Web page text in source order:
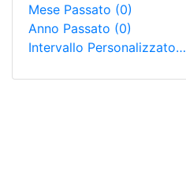
Mese Passato (0)
Anno Passato (0)
Intervallo Personalizzato…